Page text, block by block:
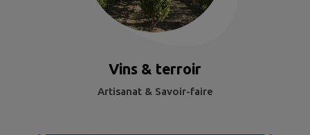
Vins & terroir
Artisanat & Savoir-faire